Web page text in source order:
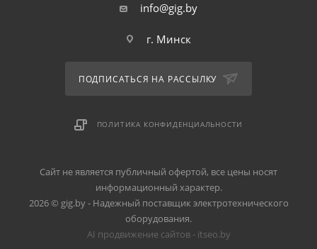
info@gig.by
г. Минск
ПОДПИСАТЬСЯ НА РАССЫЛКУ
ПОЛИТИКА КОНФИДЕНЦИАЛЬНОСТИ
Сайт не является публичный офертой, все цены носят
информационный характер.
2026 © gig.by - Надежный поставщик электротехнического
оборудования.
AI продвижение сайтов - itseo.by